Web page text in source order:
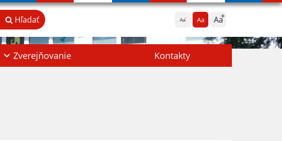
Aa Aa Aa
Hľadať
Zverejňovanie Kontakty